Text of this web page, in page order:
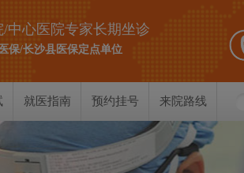
中心医院专家长期坐诊
保/长沙县医保定点单位
就医指南 预约挂号 来院路线